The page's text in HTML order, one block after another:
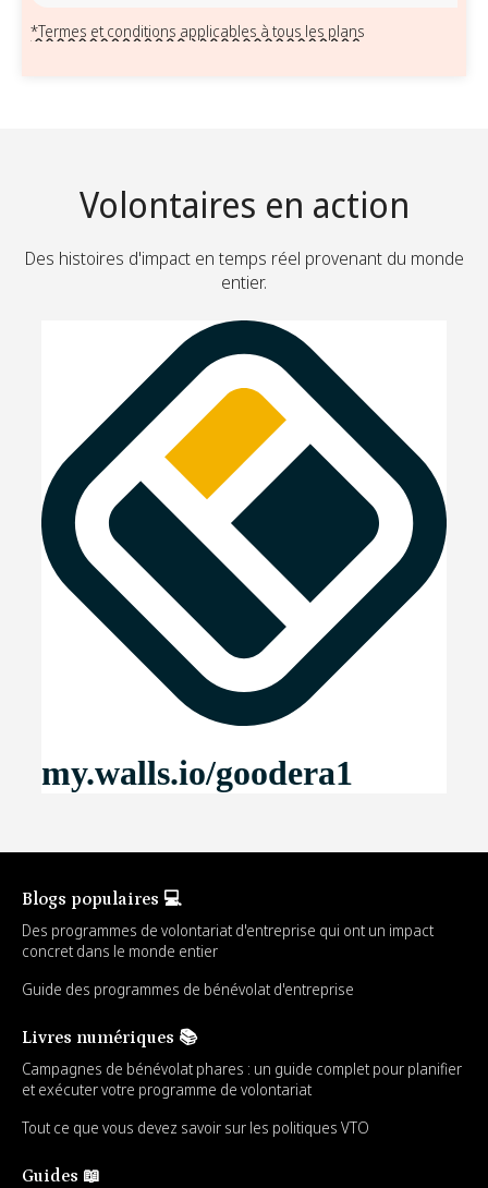
*Termes et conditions applicables à tous les plans
Volontaires en action
Des histoires d'impact en temps réel provenant du monde
entier.
Blogs populaires 💻
Des programmes de volontariat d'entreprise qui ont un impact
concret dans le monde entier
Guide des programmes de bénévolat d'entreprise
Livres numériques 📚
Campagnes de bénévolat phares : un guide complet pour planifier
et exécuter votre programme de volontariat
Tout ce que vous devez savoir sur les politiques VTO
Guides 📖